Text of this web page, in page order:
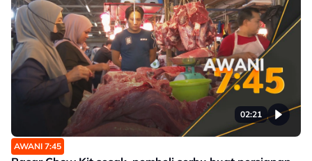
02:21
AWANI 7:45